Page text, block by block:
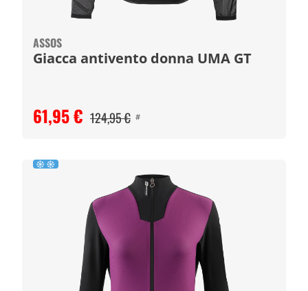
ASSOS
Giacca antivento donna UMA GT
61,95 € 124,95 € #